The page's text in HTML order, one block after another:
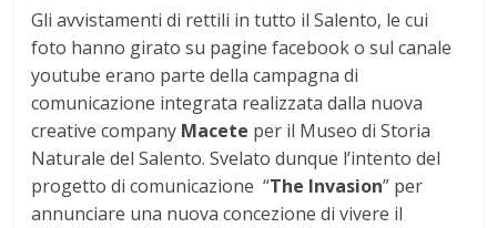
Gli avvistamenti di rettili in tutto il Salento, le cui
foto hanno girato su pagine facebook o sul canale
youtube erano parte della campagna di
comunicazione integrata realizzata dalla nuova
creative company Macete per il Museo di Storia
Naturale del Salento. Svelato dunque l’intento del
progetto di comunicazione “The Invasion” per
annunciare una nuova concezione di vivere il